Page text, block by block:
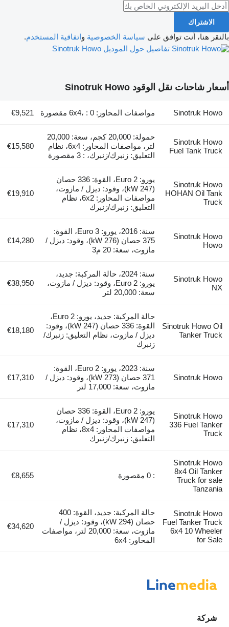
الاشتراك
بالنقر هنا، أنت توافق على سياسة الخصوصية واتفاقية المستخدم.
تفاصيل حول الموديل Sinotruk Howo
أسعار شاحنات نقل الوقود Sinotruk Howo
Sinotruk Howo مواصفات المحاور: 6x4، : 0 مقصورة €9,521
Sinotruk Howo
Fuel Tank Truck
حمولة: 20,000 كجم، سعة: 20,000
لتر، مواصفات المحاور: 6x4، نظام
التعليق: زنبرك/زنبرك، : 3 مقصورة
€15,580
Sinotruk Howo
HOHAN Oil Tank
Truck
يورو: Euro 2، القوة: 336 حصان
(247 kW)، وقود: ديزل / مازوت،
مواصفات المحاور: 6x2، نظام
التعليق: زنبرك/زنبرك
€19,910
Sinotruk Howo
Howo
سنة: 2016، يورو: Euro 3، القوة:
375 حصان (276 kW)، وقود: ديزل /
مازوت، سعة: 20 م3
€14,280
Sinotruk Howo
NX
سنة: 2024، حالة المركبة: جديد،
يورو: Euro 2، وقود: ديزل / مازوت،
سعة: 20,000 لتر
€38,950
Sinotruk Howo Oil
Tanker Truck
حالة المركبة: جديد، يورو: Euro 2،
القوة: 336 حصان (247 kW)، وقود:
ديزل / مازوت، نظام التعليق: زنبرك/
زنبرك
€18,180
Sinotruk Howo
سنة: 2023، يورو: Euro 2، القوة:
371 حصان (273 kW)، وقود: ديزل /
مازوت، سعة: 17,000 لتر
€17,310
Sinotruk Howo
336 Fuel Tanker
Truck
يورو: Euro 2، القوة: 336 حصان
(247 kW)، وقود: ديزل / مازوت،
مواصفات المحاور: 8x4، نظام
التعليق: زنبرك/زنبرك
€17,310
Sinotruk Howo
8x4 Oil Tanker
Truck for sale
Tanzania
: 0 مقصورة €8,655
Sinotruk Howo
Fuel Tanker Truck
6x4 10 Wheeler
for Sale
حالة المركبة: جديد، القوة: 400
حصان (294 kW)، وقود: ديزل /
مازوت، سعة: 20,000 لتر، مواصفات
المحاور: 6x4
€34,620
شركة